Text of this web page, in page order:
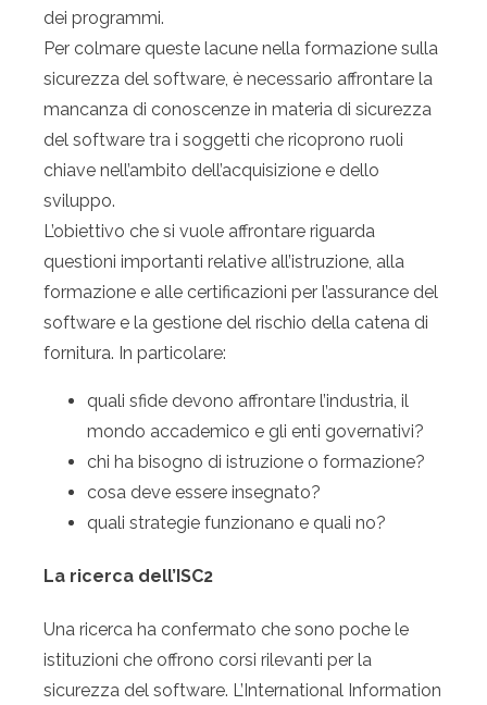
dei programmi.
Per colmare queste lacune nella formazione sulla
sicurezza del software, è necessario affrontare la
mancanza di conoscenze in materia di sicurezza
del software tra i soggetti che ricoprono ruoli
chiave nell’ambito dell’acquisizione e dello
sviluppo.
L’obiettivo che si vuole affrontare riguarda
questioni importanti relative all’istruzione, alla
formazione e alle certificazioni per l’assurance del
software e la gestione del rischio della catena di
fornitura. In particolare:
quali sfide devono affrontare l’industria, il
mondo accademico e gli enti governativi?
chi ha bisogno di istruzione o formazione?
cosa deve essere insegnato?
quali strategie funzionano e quali no?
La ricerca dell’ISC2
Una ricerca ha confermato che sono poche le
istituzioni che offrono corsi rilevanti per la
sicurezza del software. L’International Information